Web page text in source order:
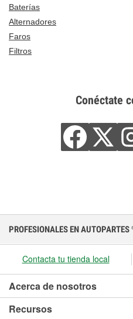
Baterías
Alternadores
Faros
Filtros
Conéctate
PROFESIONALES EN AUTOPARTES
Contacta tu tienda local
Acerca de nosotros
Recursos